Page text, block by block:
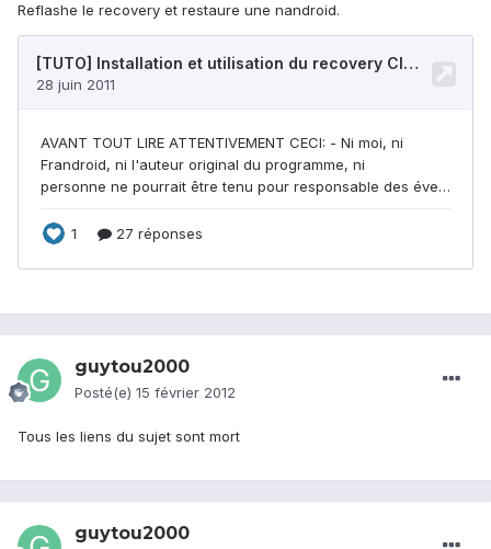
Reflashe le recovery et restaure une nandroid.
guytou2000
Posté(e) 15 février 2012
Tous les liens du sujet sont mort
guytou2000